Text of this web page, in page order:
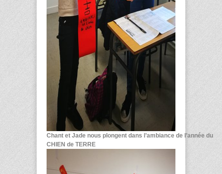
Chant et Jade nous plongent dans l’ambiance de l’année du
CHIEN de TERRE